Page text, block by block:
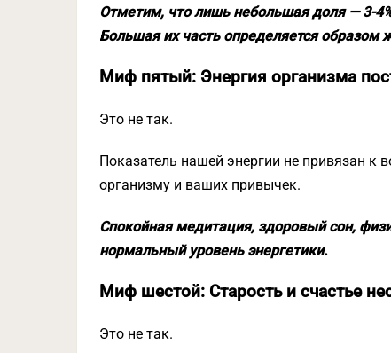
Отметим, что лишь небольшая доля — 3-
Большая их часть определяется образом
Миф пятый: Энергия организма
Это не так.
Показатель нашей энергии не привязан к
организму и ваших привычек.
Спокойная медитация, здоровый сон,
нормальный уровень энергетики.
Миф шестой: Старость и счастье
Это не так.